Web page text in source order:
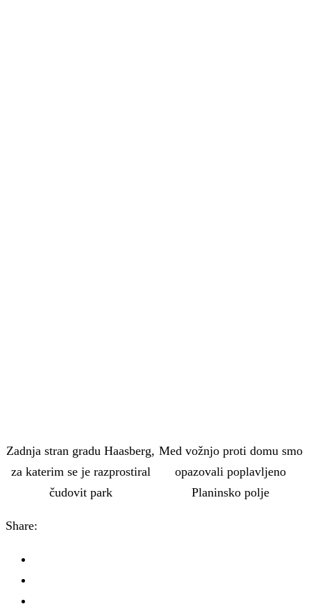
Zadnja stran gradu Haasberg,
za katerim se je razprostiral
čudovit park
Med vožnjo proti domu smo
opazovali poplavljeno
Planinsko polje
Share: